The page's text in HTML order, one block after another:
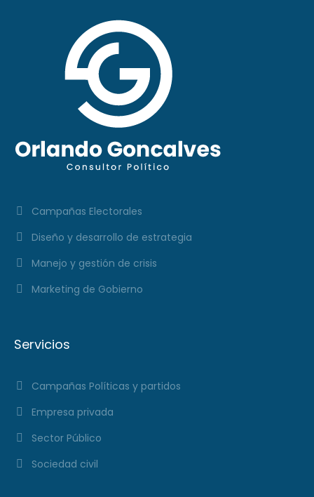
Campañas Electorales
Diseño y desarrollo de estrategia
Manejo y gestión de crisis
Marketing de Gobierno
Servicios
Campañas Políticas y partidos
Empresa privada
Sector Público
Sociedad civil